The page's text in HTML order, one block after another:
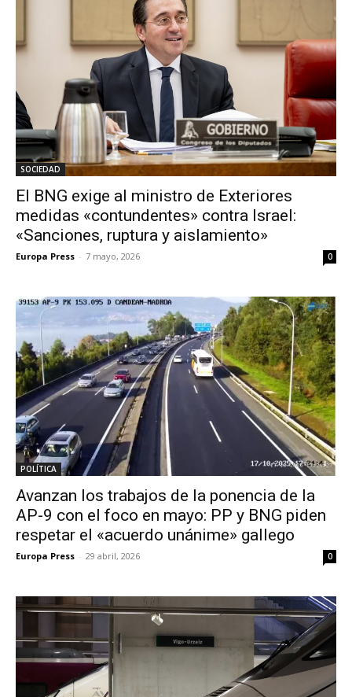
SOCIEDAD
El BNG exige al ministro de Exteriores
medidas «contundentes» contra Israel:
«Sanciones, ruptura y aislamiento»
Europa Press - 7 mayo, 2026 0
POLÍTICA
Avanzan los trabajos de la ponencia de la
AP-9 con el foco en mayo: PP y BNG piden
respetar el «acuerdo unánime» gallego
Europa Press - 29 abril, 2026 0